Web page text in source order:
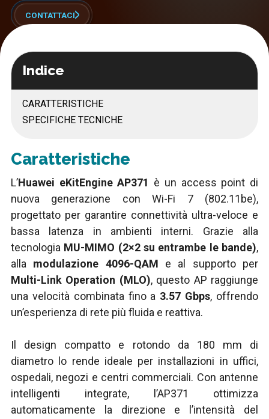
CONTATTACI
Indice
CARATTERISTICHE
SPECIFICHE TECNICHE
Caratteristiche
L’Huawei eKitEngine AP371 è un access point di
nuova generazione con Wi-Fi 7 (802.11be),
progettato per garantire connettività ultra-veloce e
bassa latenza in ambienti interni. Grazie alla
tecnologia MU-MIMO (2×2 su entrambe le bande),
alla modulazione 4096-QAM e al supporto per
Multi-Link Operation (MLO), questo AP raggiunge
una velocità combinata fino a 3.57 Gbps, offrendo
un’esperienza di rete più fluida e reattiva.
Il design compatto e rotondo da 180 mm di
diametro lo rende ideale per installazioni in uffici,
ospedali, negozi e centri commerciali. Con antenne
intelligenti integrate, l’AP371 ottimizza
automaticamente la direzione e l’intensità del